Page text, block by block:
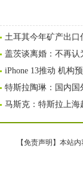
土耳其今年矿产出口
盖茨谈离婚：不再
iPhone 13推动 机构
特斯拉陶琳：国内国
马斯克：特斯拉上海
【免责声明】本站